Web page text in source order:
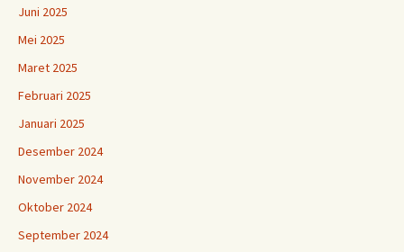
Juni 2025
Mei 2025
Maret 2025
Februari 2025
Januari 2025
Desember 2024
November 2024
Oktober 2024
September 2024